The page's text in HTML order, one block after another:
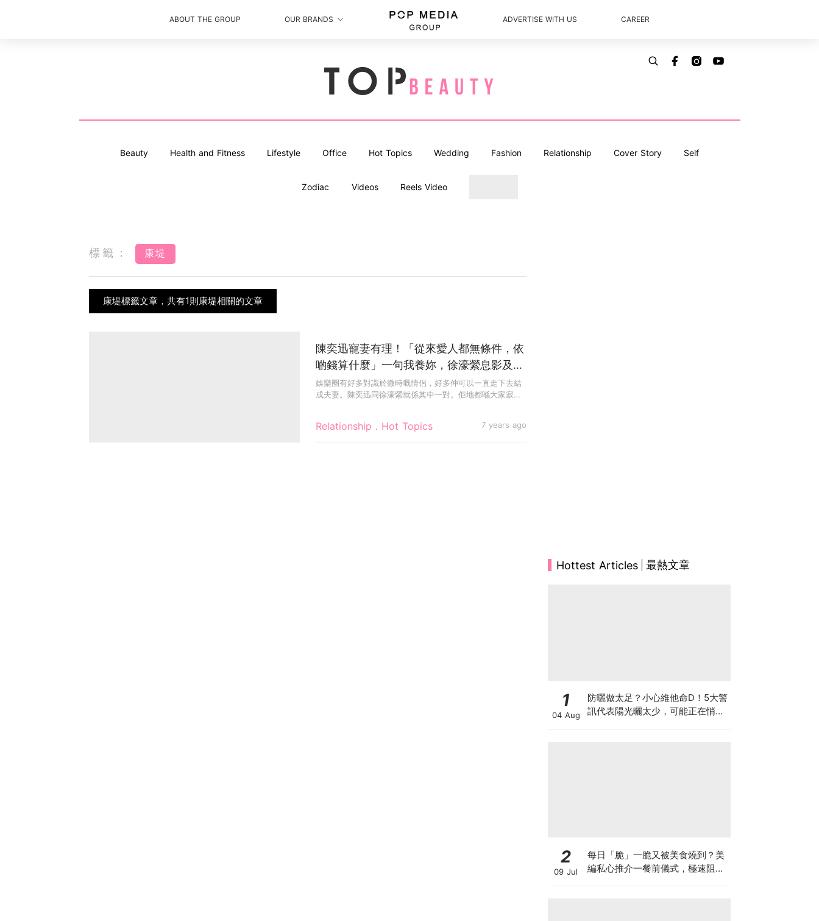
ABOUT THE GROUP OUR BRANDS ADVERTISE WITH US CAREER
Beauty Health and Fitness Lifestyle Office Hot Topics Wedding Fashion Relationship Cover Story Self
Zodiac Videos Reels Video
標籤： 康堤
康堤標籤文章，共有1則康堤相關的文章
Relationship．Hot Topics 7 years ago
陳奕迅寵妻有理！「從來愛人都無條件，依
啲錢算什麼」一句我養妳，徐濠縈息影及專
注馬拉松和時裝！
娛樂圈有好多對識於微時嘅情侶，好多仲可以一直走下去結
成夫妻。陳奕迅同徐濠縈就係其中一對。佢地都喺大家寂寂
Hottest Articles 最熱文章
1
04 Aug
防曬做太足？小心維他命D！5大警
訊代表陽光曬太少，可能正在悄悄
2
09 Jul
每日「脆」一脆又被美食燒到？美
編私心推介一餐前儀式，極速阻碳